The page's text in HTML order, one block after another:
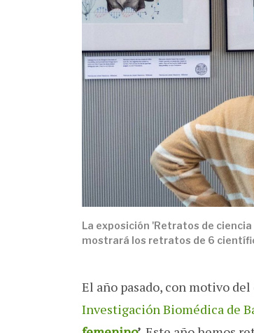
La exposición 'Retratos de
mostrará los retratos de 6
El año pasado, con motivo
Investigación Biomédica de